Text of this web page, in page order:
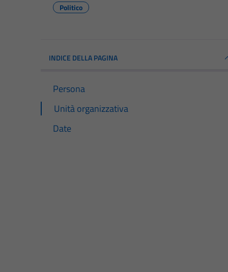
Politico
INDICE DELLA PAGINA
Persona
Unità organizzativa
Date